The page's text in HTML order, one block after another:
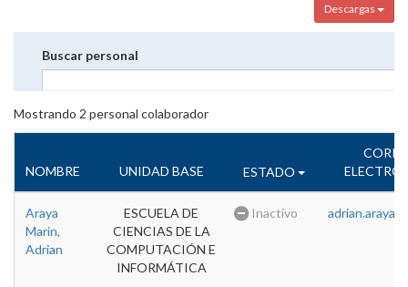
Descargas
Buscar personal
Mostrando 2 personal colaborador
NOMBRE UNIDAD BASE ESTADO
Araya
Marin,
Adrian
ESCUELA DE
CIENCIAS DE LA
COMPUTACIÓN E
INFORMÁTICA
Inactivo